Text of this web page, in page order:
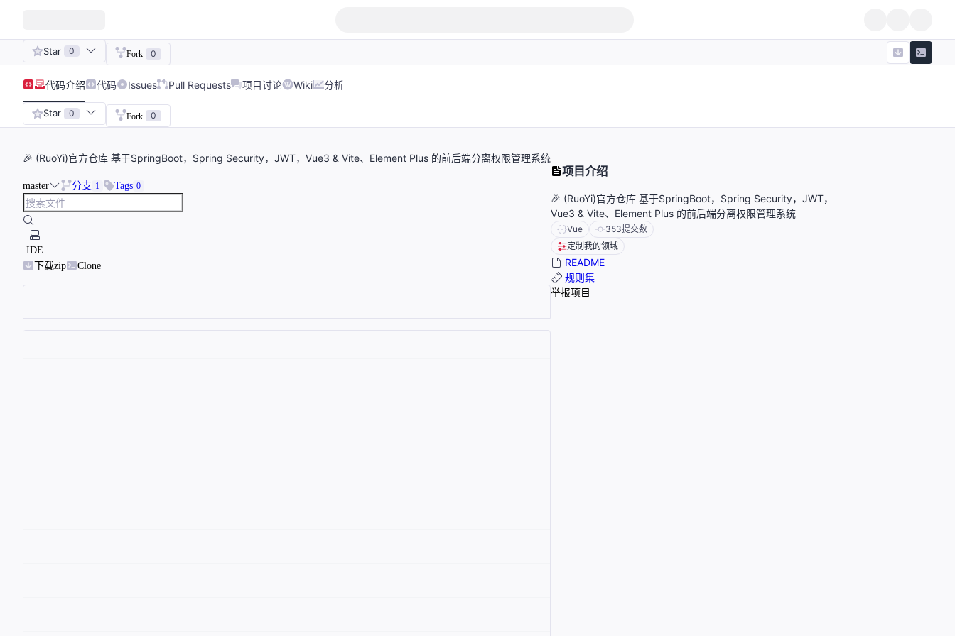
Star 0 Fork 0
代码介绍 代码 Issues Pull Requests 项目讨论 Wiki 分析
Star 0 Fork 0
🎉 (RuoYi)官方仓库 基于SpringBoot，Spring Security，JWT，Vue3 & Vite、Element Plus 的前后端分离权限管理系统
master 分支 1 Tags 0
IDE
下载zip
Clone
项目介绍
🎉 (RuoYi)官方仓库 基于SpringBoot，Spring Security，JWT，
Vue3 & Vite、Element Plus 的前后端分离权限管理系统
Vue 353提交数
定制我的领域
README
规则集
举报项目